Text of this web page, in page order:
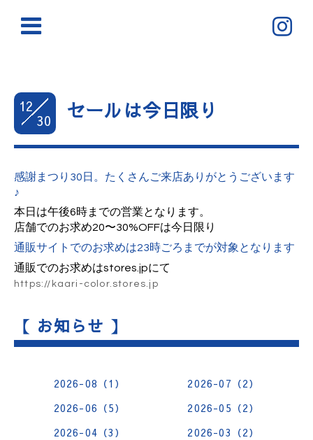
12
30
セールは今日限り
感謝まつり30日。たくさんご来店ありがとうございます
♪
本日は午後6時までの営業となります。
店舗でのお求め20〜30%OFFは今日限り
通販サイトでのお求めは23時ごろまでが対象となります
通販でのお求めはstores.jpにて
https://kaari-color.stores.jp
【 お知らせ 】
2026-08（1）
2026-07（2）
2026-06（5）
2026-05（2）
2026-04（3）
2026-03（2）